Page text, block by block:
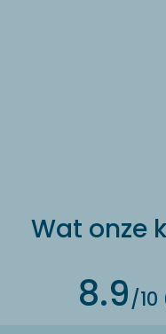
Wat onze
8.9/